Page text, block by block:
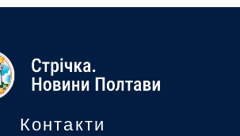
Контакти